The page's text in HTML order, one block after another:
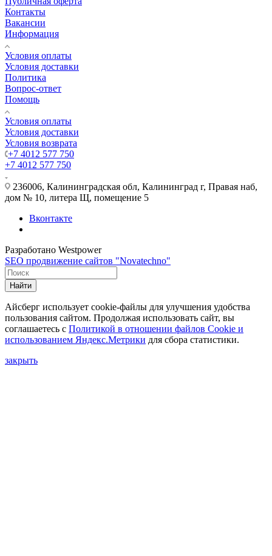
Контакты
Вакансии
Информация
Условия оплаты
Условия доставки
Политика
Вопрос-ответ
Помощь
Условия оплаты
Условия доставки
Условия возврата
+7 4012 577 750
+7 4012 577 750
236006, Калининградская обл, Калининград г, Правая наб,
дом № 10, литера Щ, помещение 5
Вконтакте
Разработано Westpower
SEO продвижение сайтов "Novatechno"
Найти
Айсберг использует cookie-файлы для улучшения удобства
пользования сайтом. Продолжая использовать сайт, вы
соглашаетесь с Политикой в отношении файлов Сookie и
использованием Яндекс.Метрики для сбора статистики.
закрыть